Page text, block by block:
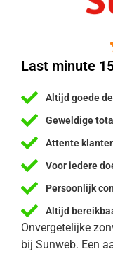
Last minute
Altijd goede
Geweldige
Attente
Voor iedere
Persoonlijk
Altijd
Onvergetelijke
bij Sunweb. Een